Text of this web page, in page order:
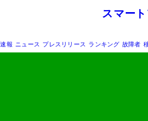
スマー
報 ニュース プレスリリース ランキング 故障者